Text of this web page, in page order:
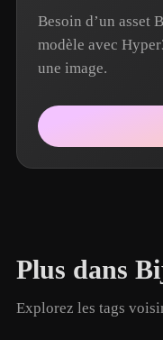
Besoin d’un asset
modèle avec
une image.
Plus dans
Explorez les tags